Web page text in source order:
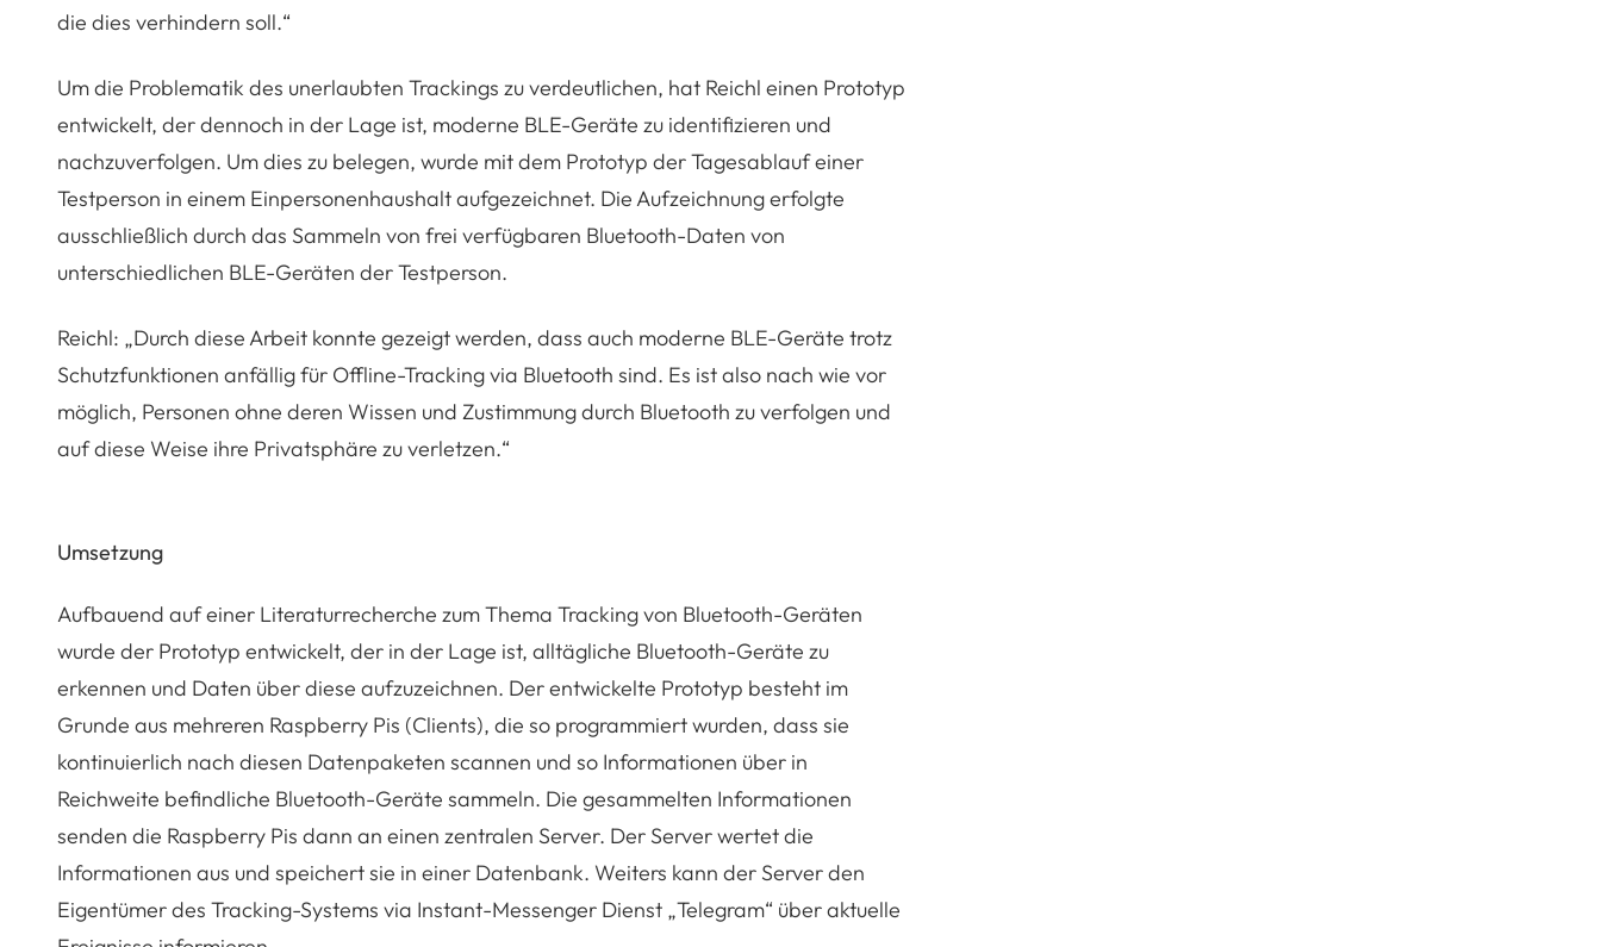
die dies verhindern soll.“
Um die Problematik des unerlaubten Trackings zu verdeutlichen, hat Reichl einen Prototyp
entwickelt, der dennoch in der Lage ist, moderne BLE-Geräte zu identifizieren und
nachzuverfolgen. Um dies zu belegen, wurde mit dem Prototyp der Tagesablauf einer
Testperson in einem Einpersonenhaushalt aufgezeichnet. Die Aufzeichnung erfolgte
ausschließlich durch das Sammeln von frei verfügbaren Bluetooth-Daten von
unterschiedlichen BLE-Geräten der Testperson.
Reichl: „Durch diese Arbeit konnte gezeigt werden, dass auch moderne BLE-Geräte trotz
Schutzfunktionen anfällig für Offline-Tracking via Bluetooth sind. Es ist also nach wie vor
möglich, Personen ohne deren Wissen und Zustimmung durch Bluetooth zu verfolgen und
auf diese Weise ihre Privatsphäre zu verletzen.“
Umsetzung
Aufbauend auf einer Literaturrecherche zum Thema Tracking von Bluetooth-Geräten
wurde der Prototyp entwickelt, der in der Lage ist, alltägliche Bluetooth-Geräte zu
erkennen und Daten über diese aufzuzeichnen. Der entwickelte Prototyp besteht im
Grunde aus mehreren Raspberry Pis (Clients), die so programmiert wurden, dass sie
kontinuierlich nach diesen Datenpaketen scannen und so Informationen über in
Reichweite befindliche Bluetooth-Geräte sammeln. Die gesammelten Informationen
senden die Raspberry Pis dann an einen zentralen Server. Der Server wertet die
Informationen aus und speichert sie in einer Datenbank. Weiters kann der Server den
Eigentümer des Tracking-Systems via Instant-Messenger Dienst „Telegram“ über aktuelle